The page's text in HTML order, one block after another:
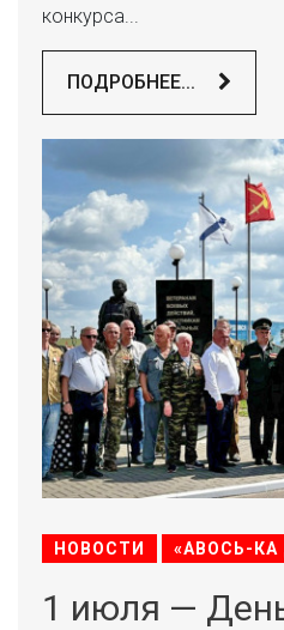
конкурса...
ПОДРОБНЕЕ...
НОВОСТИ «АВОСЬ-КА
1 июля —